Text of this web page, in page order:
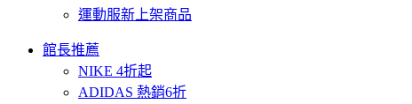
運動服新上架商品
館長推薦
NIKE 4折起
ADIDAS 熱銷6折